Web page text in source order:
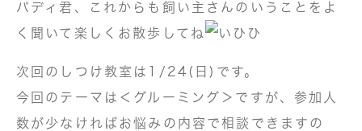
パディ君、これからも飼い主さんのいうことをよ
く聞いて楽しくお散歩してね
次回のしつけ教室は1/24(日)です。
今回のテーマは＜グルーミング＞ですが、参加人
数が少なければお悩みの内容で相談できますの